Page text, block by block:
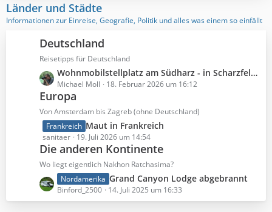
t
r
ä
g
e
t
e
B
e
i
t
r
ä
g
e
Länder und Städte
Informationen zur Einreise, Geografie, Politik und alles was einem so einfällt
Deutschland
Reisetipps für Deutschland
L
e
t
z
e
B
i
t
r
Wohnmobilstellplatz am Südharz - in Scharzfeld bei Herzberg am Harz
Michael Moll 18. Februar 2026 um 16:12
Europa
Von Amsterdam bis Zagreb (ohne Deutschland)
L
e
t
z
e
B
Frankreich Maut in Frankreich
sanitaer 19. Juli 2026 um 14:54
Die anderen Kontinente
Wo liegt eigentlich Nakhon Ratchasima?
L
e
t
Nordamerika Grand Canyon Lodge abgebrannt
Binford_2500 14. Juli 2025 um 16:33